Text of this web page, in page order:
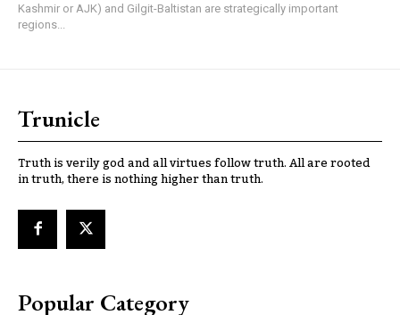
Kashmir or AJK) and Gilgit-Baltistan are strategically important
regions...
Trunicle
Truth is verily god and all virtues follow truth. All are rooted
in truth, there is nothing higher than truth.
Popular Category